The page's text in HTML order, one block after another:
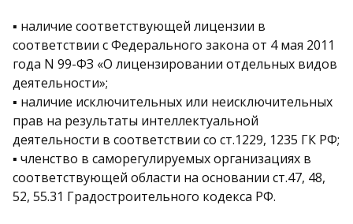
▪ наличие соответствующей лицензии в
соответствии с Федерального закона от 4 мая 2011
года N 99-ФЗ «О лицензировании отдельных видов
деятельности»;
▪ наличие исключительных или неисключительных
прав на результаты интеллектуальной
деятельности в соответствии со ст.1229, 1235 ГК РФ;
▪ членство в саморегулируемых организациях в
соответствующей области на основании ст.47, 48,
52, 55.31 Градостроительного кодекса РФ.